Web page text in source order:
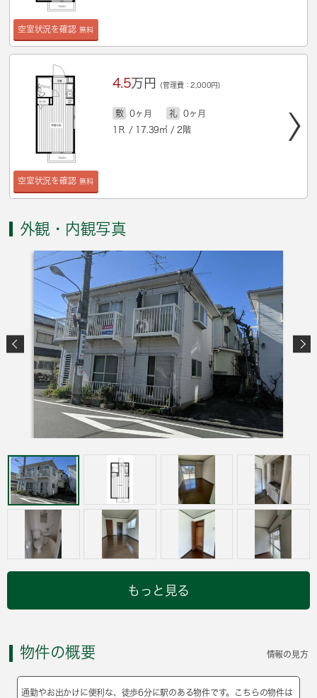
空室状況を確認 無料
空室状況を確認 無料
4.5 万円 (管理費：2,000円)
敷 0ヶ月 礼
0ヶ月
1Ｒ / 17.39㎡ / 2階
外観・内観写真
もっと見る
物件の概要 情報の見方
通勤やお出かけに便利な、徒歩6分に駅のある物件です。こちらの物件は